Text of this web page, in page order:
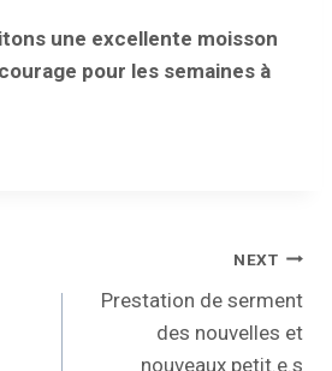
une excellente moisson
pour les semaines à
NEXT
Prestation de serment
des nouvelles et
nouveaux petit.e.s